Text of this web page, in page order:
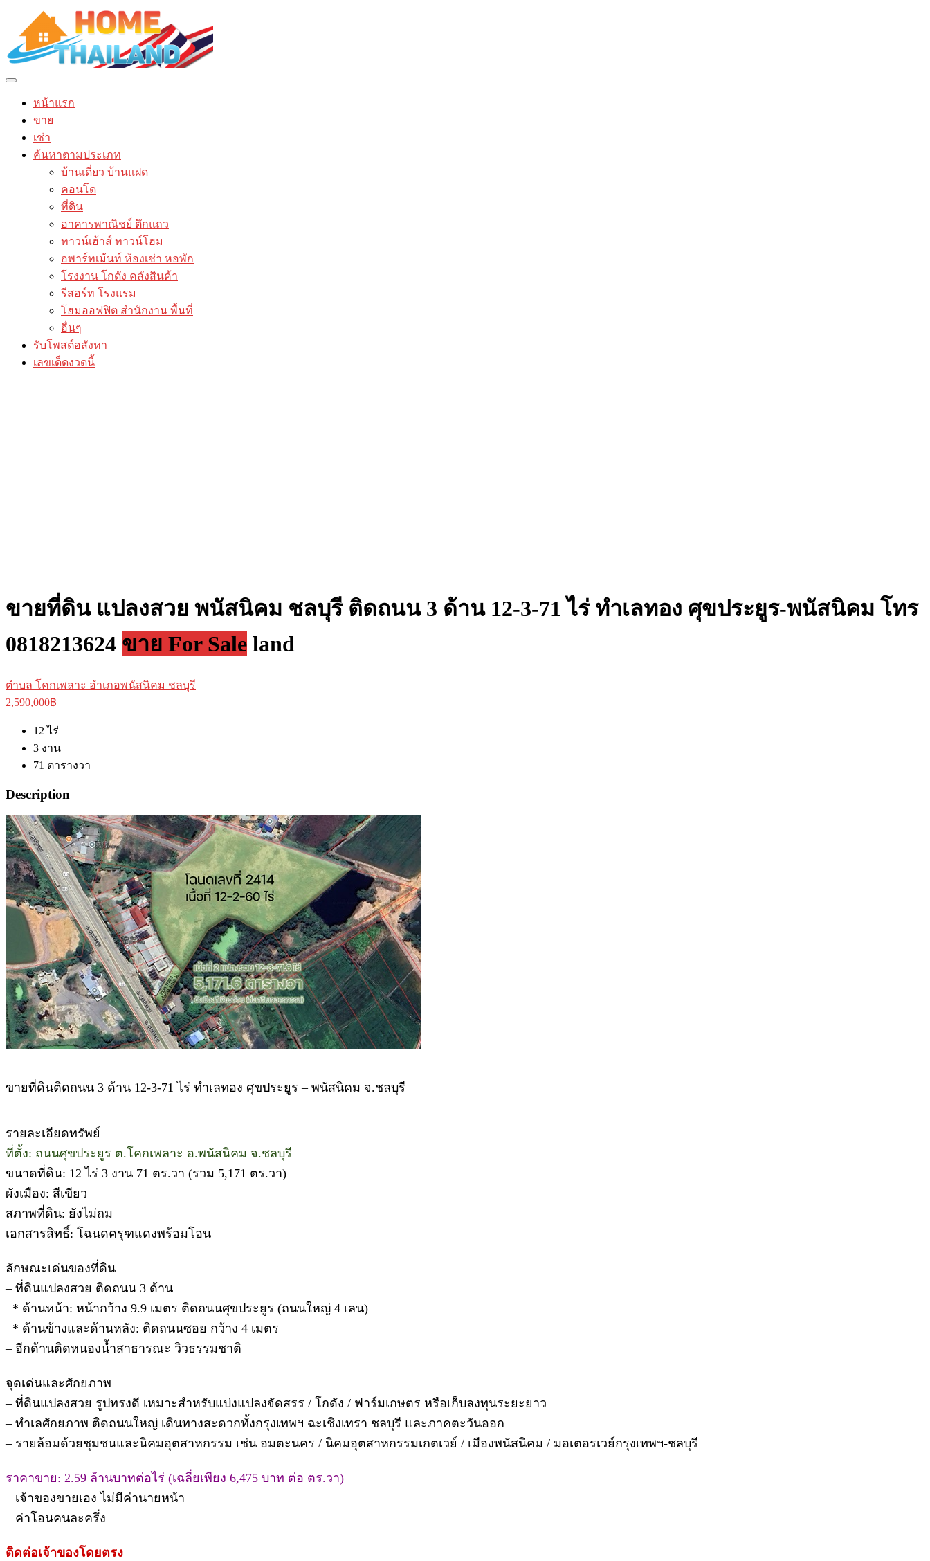
หน้าแรก
ขาย
เช่า
ค้นหาตามประเภท
บ้านเดี่ยว บ้านแฝด
คอนโด
ที่ดิน
อาคารพาณิชย์ ตึกแถว
ทาวน์เฮ้าส์ ทาวน์โฮม
อพาร์ทเม้นท์ ห้องเช่า หอพัก
โรงงาน โกดัง คลังสินค้า
รีสอร์ท โรงแรม
โฮมออฟฟิต สำนักงาน พื้นที่
อื่นๆ
รับโพสต์อสังหา
เลขเด็ดงวดนี้
ขายที่ดิน แปลงสวย พนัสนิคม ชลบุรี ติดถนน 3 ด้าน 12-3-71 ไร่ ทำเลทอง ศุขประยูร-พนัสนิคม โทร
0818213624 ขาย For Sale land
ตำบล โคกเพลาะ อำเภอพนัสนิคม ชลบุรี
2,590,000฿
12 ไร่
3 งาน
71 ตารางวา
Description
ขายที่ดินติดถนน 3 ด้าน 12-3-71 ไร่ ทำเลทอง ศุขประยูร – พนัสนิคม จ.ชลบุรี
รายละเอียดทรัพย์
ที่ตั้ง: ถนนศุขประยูร ต.โคกเพลาะ อ.พนัสนิคม จ.ชลบุรี
ขนาดที่ดิน: 12 ไร่ 3 งาน 71 ตร.วา (รวม 5,171 ตร.วา)
ผังเมือง: สีเขียว
สภาพที่ดิน: ยังไม่ถม
เอกสารสิทธิ์: โฉนดครุฑแดงพร้อมโอน
ลักษณะเด่นของที่ดิน
– ที่ดินแปลงสวย ติดถนน 3 ด้าน
* ด้านหน้า: หน้ากว้าง 9.9 เมตร ติดถนนศุขประยูร (ถนนใหญ่ 4 เลน)
* ด้านข้างและด้านหลัง: ติดถนนซอย กว้าง 4 เมตร
– อีกด้านติดหนองน้ำสาธารณะ วิวธรรมชาติ
จุดเด่นและศักยภาพ
– ที่ดินแปลงสวย รูปทรงดี เหมาะสำหรับแบ่งแปลงจัดสรร / โกดัง / ฟาร์มเกษตร หรือเก็บลงทุนระยะยาว
– ทำเลศักยภาพ ติดถนนใหญ่ เดินทางสะดวกทั้งกรุงเทพฯ ฉะเชิงเทรา ชลบุรี และภาคตะวันออก
– รายล้อมด้วยชุมชนและนิคมอุตสาหกรรม เช่น อมตะนคร / นิคมอุตสาหกรรมเกตเวย์ / เมืองพนัสนิคม / มอเตอรเวย์กรุงเทพฯ-ชลบุรี
ราคาขาย: 2.59 ล้านบาทต่อไร่ (เฉลี่ยเพียง 6,475 บาท ต่อ ตร.วา)
– เจ้าของขายเอง ไม่มีค่านายหน้า
– ค่าโอนคนละครึ่ง
ติดต่อเจ้าของโดยตรง